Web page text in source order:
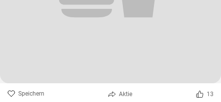
Speichern Aktie 13